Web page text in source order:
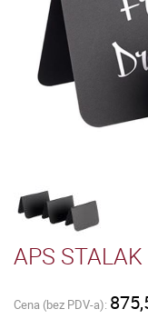
APS
Cena (bez PDV-a):